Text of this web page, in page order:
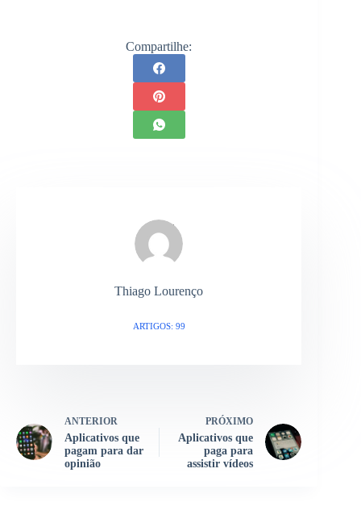
Compartilhe:
Thiago Lourenço
ARTIGOS: 99
ANTERIOR
Aplicativos que
pagam para dar
opinião
PRÓXIMO
Aplicativos que
paga para
assistir vídeos